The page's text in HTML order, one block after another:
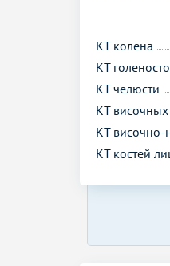
КТ колена
КТ
КТ челюсти
КТ височных
КТ височно-
КТ костей